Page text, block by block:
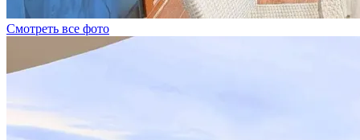
Смотреть все фото